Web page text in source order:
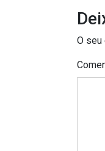
O seu